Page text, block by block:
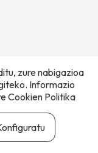
zure nabigazioa
Informazio
Cookien Politika